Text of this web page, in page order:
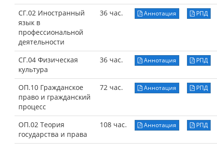
СГ.02 Иностранный
язык в
профессиональной
деятельности
36 час. Аннотация РПД
СГ.04 Физическая
культура
36 час. Аннотация РПД
ОП.10 Гражданское
право и гражданский
процесс
72 час. Аннотация РПД
ОП.02 Теория
государства и права
108 час. Аннотация РПД